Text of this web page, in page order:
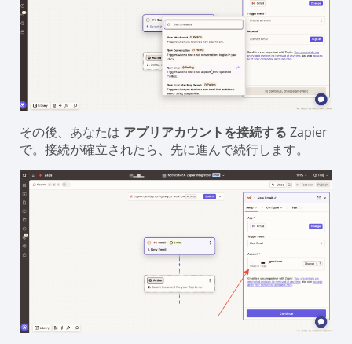
その後、あなたは アプリアカウントを接続する Zapier
で。接続が確立されたら、先に進んで続行します。